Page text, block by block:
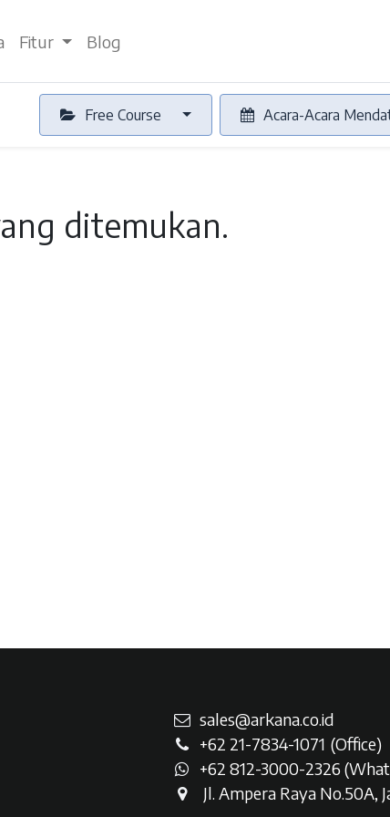
Fitur Blog
Free Course Acara-Acara
ditemukan.
sales@arkana.co.id
+62 21-7834-1071 (Office)
+62 812-3000-2326
Jl. Ampera Raya No.50A,